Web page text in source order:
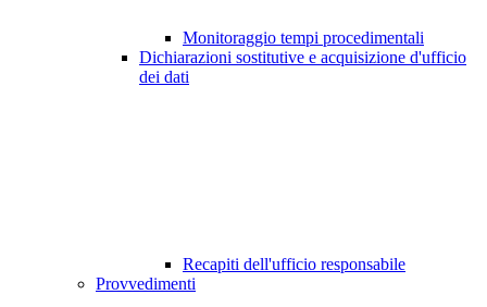
Monitoraggio tempi procedimentali
Dichiarazioni sostitutive e acquisizione d'ufficio
dei dati
Recapiti dell'ufficio responsabile
Provvedimenti